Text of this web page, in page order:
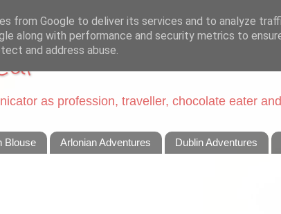
as profession, traveller, chocolate eater
Blouse Arlonian Adventures Dublin Adventures
from Google to deliver its services and to analyze
along with performance and security metrics to
and address abuse.